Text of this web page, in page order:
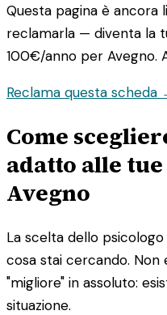
Questa pagina è ancora
reclamarla — diventa la
100€/anno per Avegno.
Reclama questa scheda
Come
adatto alle tue
Avegno
La scelta dello
cosa stai cercando. Non
"migliore" in assoluto:
situazione.